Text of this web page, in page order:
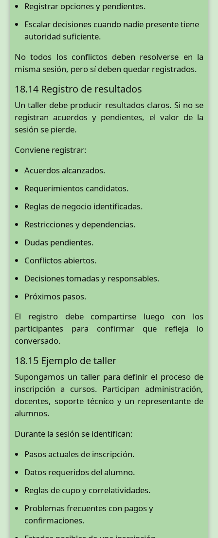
Registrar opciones y pendientes.
Escalar decisiones cuando nadie presente tiene
autoridad suficiente.
No todos los conflictos deben resolverse en la
misma sesión, pero sí deben quedar registrados.
18.14 Registro de resultados
Un taller debe producir resultados claros. Si no se
registran acuerdos y pendientes, el valor de la
sesión se pierde.
Conviene registrar:
Acuerdos alcanzados.
Requerimientos candidatos.
Reglas de negocio identificadas.
Restricciones y dependencias.
Dudas pendientes.
Conflictos abiertos.
Decisiones tomadas y responsables.
Próximos pasos.
El registro debe compartirse luego con los
participantes para confirmar que refleja lo
conversado.
18.15 Ejemplo de taller
Supongamos un taller para definir el proceso de
inscripción a cursos. Participan administración,
docentes, soporte técnico y un representante de
alumnos.
Durante la sesión se identifican:
Pasos actuales de inscripción.
Datos requeridos del alumno.
Reglas de cupo y correlatividades.
Problemas frecuentes con pagos y
confirmaciones.